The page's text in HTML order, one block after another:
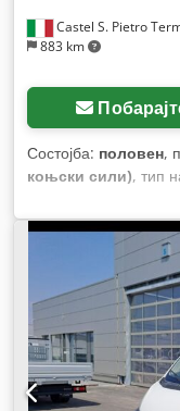
Castel S. Pietro
883 km
Состојба: половен,
коњски сили), тип
, максимална
регистрација:12/